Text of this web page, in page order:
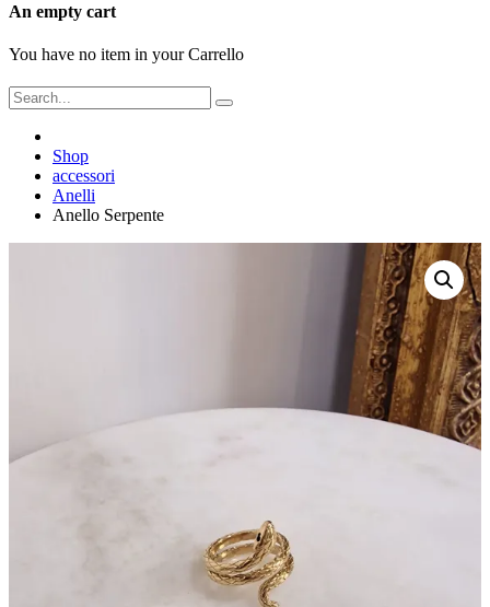
An empty cart
You have no item in your Carrello
Shop
accessori
Anelli
Anello Serpente